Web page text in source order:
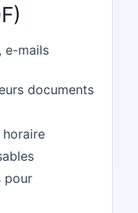
e-mails
documents
pour